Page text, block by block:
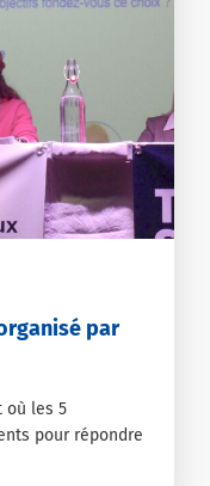
par
où les 5
pour répondre